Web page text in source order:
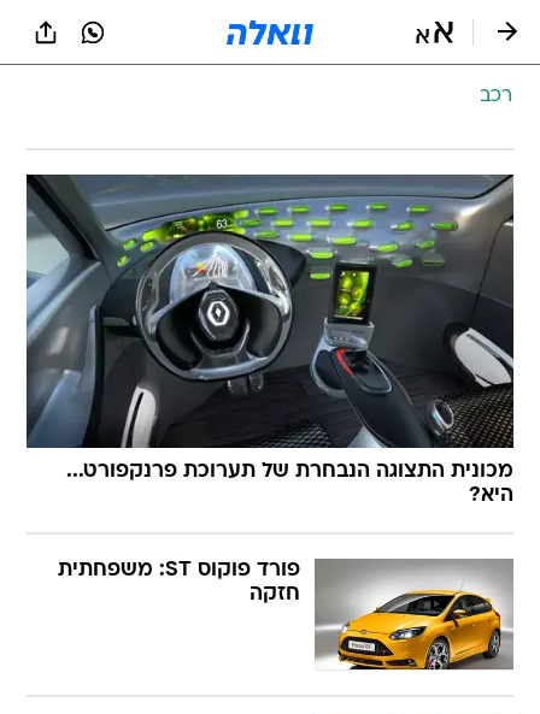
רכב
מכונית התצוגה הנבחרת של תערוכת פרנקפורט...
היא?
פורד פוקוס ST: משפחתית
חזקה